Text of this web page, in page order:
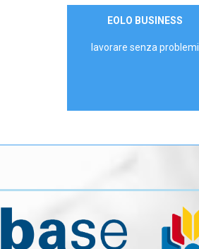
ContattaciEOLO BUSINESS
lavorare senza problemi